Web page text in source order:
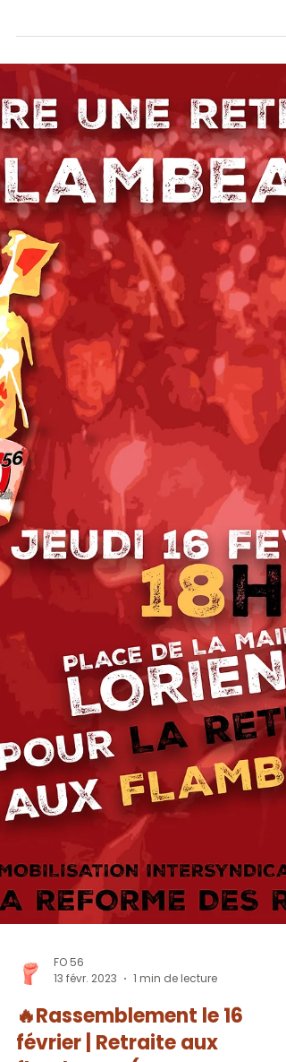
Force Ouvrière 56
Pour qui ? Ce fond de solidarité est
destiné à aider financièrement
l'ensemble des adhérents Force
Ouvrière qui disposait de leur carte...